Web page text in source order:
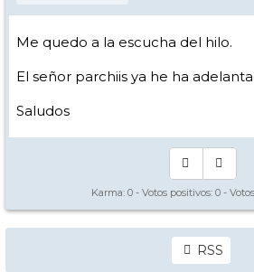
Me quedo a la escucha del hilo.
El señor parchiis ya he ha
Saludos
Karma: 0 - Votos positivos: 0 -
RSS